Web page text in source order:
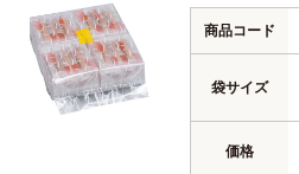
商品コード
袋サイズ
価格